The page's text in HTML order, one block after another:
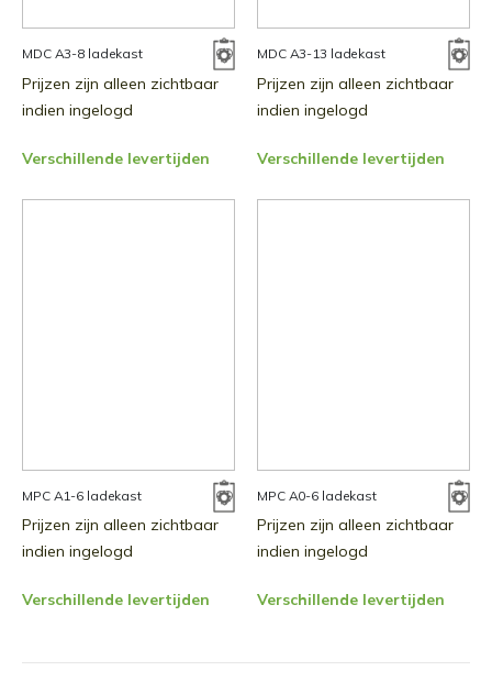
MDC A3-8 ladekast
Prijzen zijn alleen zichtbaar
indien ingelogd
Verschillende levertijden
MDC A3-13 ladekast
Prijzen zijn alleen zichtbaar
indien ingelogd
Verschillende levertijden
MPC A1-6 ladekast
Prijzen zijn alleen zichtbaar
indien ingelogd
Verschillende levertijden
MPC A0-6 ladekast
Prijzen zijn alleen zichtbaar
indien ingelogd
Verschillende levertijden